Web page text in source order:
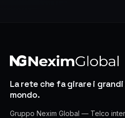
La rete che fa girare i
mondo.
Gruppo Nexim Global — Telco